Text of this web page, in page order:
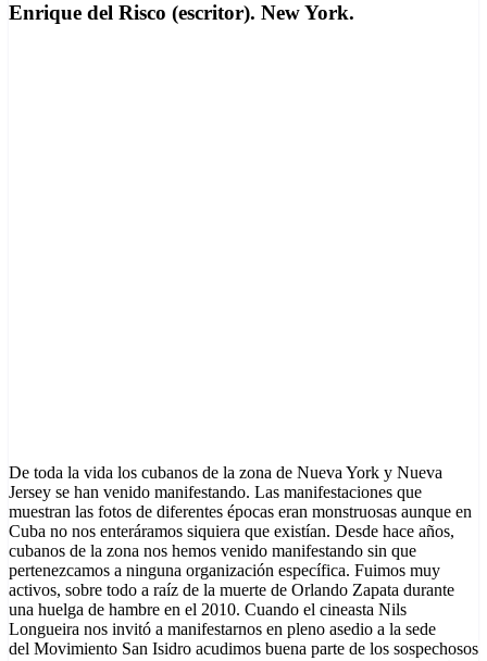
Enrique del Risco (escritor). New York.
De toda la vida los cubanos de la zona de Nueva York y Nueva
Jersey se han venido manifestando. Las manifestaciones que
muestran las fotos de diferentes épocas eran monstruosas aunque en
Cuba no nos enteráramos siquiera que existían. Desde hace años,
cubanos de la zona nos hemos venido manifestando sin que
pertenezcamos a ninguna organización específica. Fuimos muy
activos, sobre todo a raíz de la muerte de Orlando Zapata durante
una huelga de hambre en el 2010. Cuando el cineasta Nils
Longueira nos invitó a manifestarnos en pleno asedio a la sede
del Movimiento San Isidro acudimos buena parte de los sospechosos